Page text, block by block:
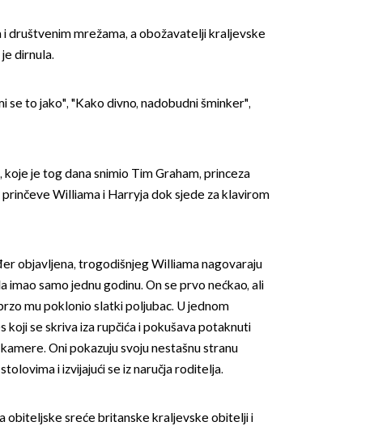
i društvenim mrežama, a obožavatelji kraljevske
dirnula.
se to jako", "Kako divno, nadobudni šminker",
je tog dana snimio Tim Graham, princeza
prinčeve Williama i Harryja dok sjede za klavirom
objavljena, trogodišnjeg Williama nagovaraju
imao samo jednu godinu. On se prvo nećkao, ali
mu poklonio slatki poljubac. U jednom
koji se skriva iza rupčića i pokušava potaknuti
Oni pokazuju svoju nestašnu stranu
i izvijajući se iz naručja roditelja.
obiteljske sreće britanske kraljevske obitelji i